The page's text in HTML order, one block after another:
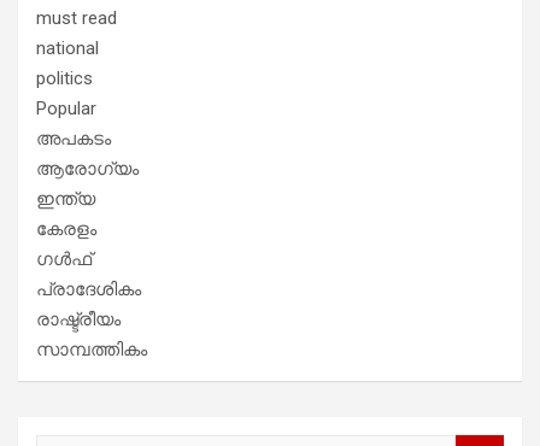
must read
national
politics
Popular
അപകടം
ആരോഗ്യം
ഇന്ത്യ
കേരളം
ഗൾഫ്
പ്രാദേശികം
രാഷ്ട്രീയം
സാമ്പത്തികം